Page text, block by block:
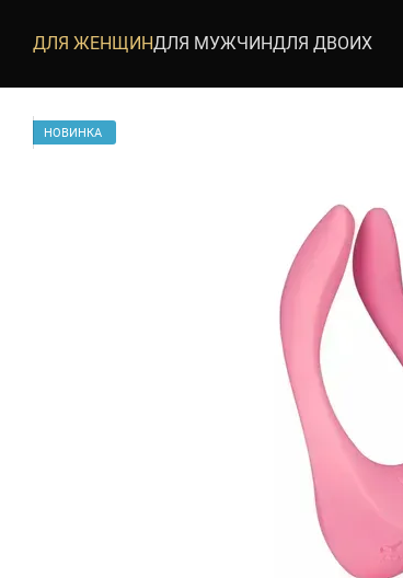
ДЛЯ ЖЕНЩИНДЛЯ МУЖЧИНДЛЯ ДВОИХ
НОВИНКА